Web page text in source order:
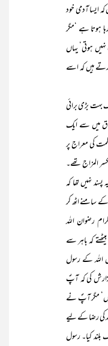
ایسا آدمی خود
ہوتا ہے ‘مگر
ہوتی‘ یہاں
ہیں کہ اسے
بڑی برائی
میں سے ایک
کی معراج پر
المزاج تھے۔
نہیں تھا کہ
اٹھ کر
رضوان اللہ
کہ باہر سے
اللہ کے رسول
کی کہ آپؐ
مگر آپؐ نے
کی رضا کے لیے
کیا۔ رسول